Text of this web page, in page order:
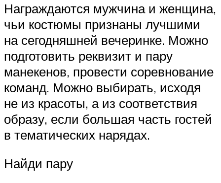
Награждаются мужчина и женщина,
чьи костюмы признаны лучшими
на сегодняшней вечеринке. Можно
подготовить реквизит и пару
манекенов, провести соревнование
команд. Можно выбирать, исходя
не из красоты, а из соответствия
образу, если большая часть гостей
в тематических нарядах.
Найди пару